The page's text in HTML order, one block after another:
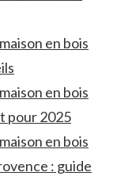
en bois
en bois
pour 2025
en bois
: guide